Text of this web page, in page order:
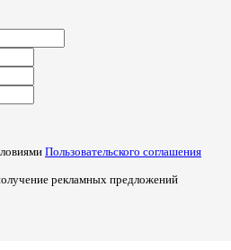
Пользовательского соглашения
рекламных предложений